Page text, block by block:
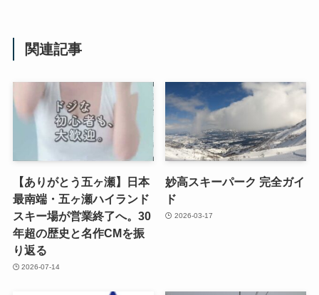
関連記事
【ありがとう五ヶ瀬】日本
最南端・五ヶ瀬ハイランド
スキー場が営業終了へ。30
年超の歴史と名作CMを振
り返る
2026-07-14
妙高スキーパーク 完全ガイ
ド
2026-03-17